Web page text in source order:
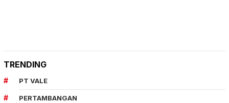
TRENDING
PT VALE
PERTAMBANGAN